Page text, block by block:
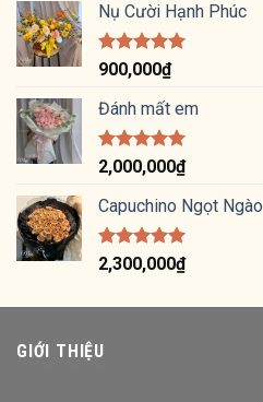
5 sao
Nụ Cười Hạnh Phúc
Được xếp
hạng
5.00
5 sao
900,000₫
Đánh mất em
Được xếp
hạng 5.00
5 sao
2,000,000₫
Capuchino Ngọt Ngào
Được xếp
hạng 5.00
2,300,000₫
GIỚI THIỆU